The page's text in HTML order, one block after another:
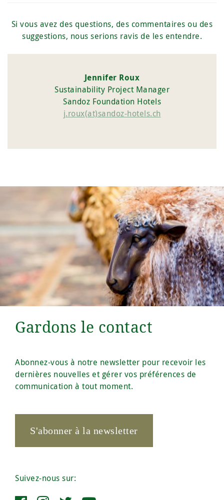
Si vous avez des questions, des commentaires ou des
suggestions, nous serions ravis de les entendre.
Jennifer Roux
Sustainability Project Manager
Sandoz Foundation Hotels
j.roux(at)sandoz-hotels.ch
Gardons le contact
Abonnez-vous à notre newsletter pour recevoir les
dernières nouvelles et gérer vos préférences de
communication à tout moment.
S'abonner à la newsletter
Suivez-nous sur: